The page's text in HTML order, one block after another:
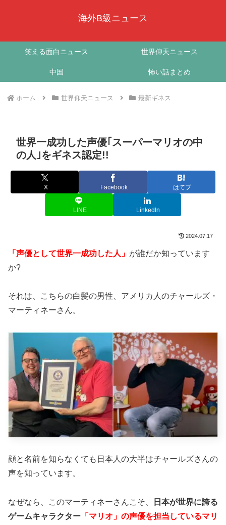
海外B級ニュース
笑える面白ニュース 世界仰天ニュース
中国 怖い話まとめ
ホーム 世界仰天ニュース 最新ギネス
世界一成功した声優｢スーパーマリオの中
の人｣をギネス認定!!
X Facebook はてブ
LINE LinkedIn
2024.07.17
「声優として世界一成功した人」 が誰だか知っています
か?
それは、こちらの白髪の男性、アメリカ人のチャールズ・
マーティネーさん。
顔と名前を知らなくても日本人の大半はチャールズさんの
声を知っています。
なぜなら、このマーティネーさんこそ、
日本が世界に誇る
ゲームキャラクター 「マリオ」の声優を担当しているマリ